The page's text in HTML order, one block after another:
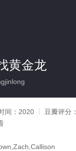
黄金龙
间： 2020 豆瓣评分：